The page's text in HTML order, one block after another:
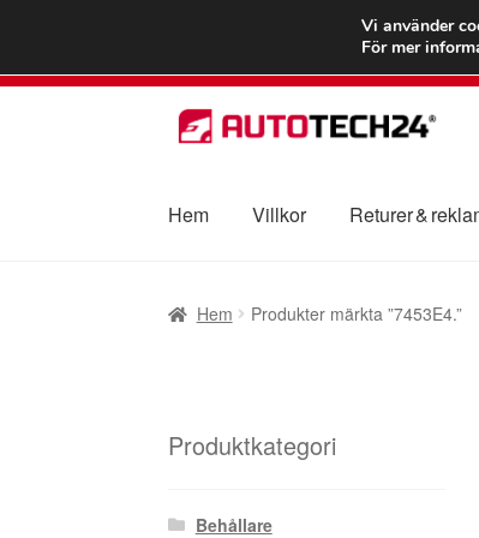
FRAKT
Hoppa
till
Hoppa
till
Hem Villkor Returer &
Hem Produkter märkta ”7453E4.”
Produktkategori
Behållare
Vi använder
För mer